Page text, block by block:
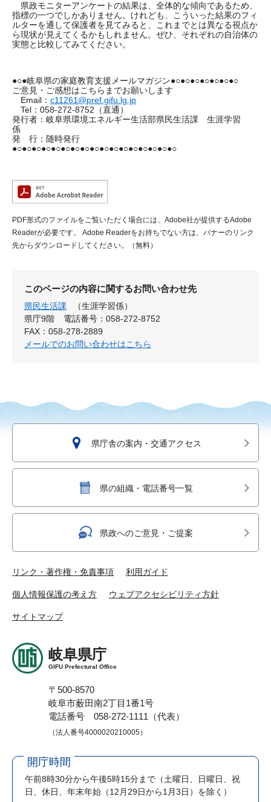
県政モニターアンケートの結果は、全体的な傾向であるため、
指標の一つでしかありません。けれども、こういった結果のフィ
ルターを通して保護者を見てみると、これまでとは異なる視点か
ら現状が見えてくるかもしれません。ぜひ、それぞれの自治体の
実態と比較してみてください。
●○●岐阜県の家庭教育支援メールマガジン●○●○●○●○●○●○●○
ご意見・ご感想はこちらまでお願いします
Email： c11261@pref.gifu.lg.jp
Tel：058-272-8752（直通）
発行者：岐阜県環境エネルギー生活部県民生活課 生涯学習
係
発 行：随時発行
●○●○●○●○●○●○●○●○●○●○●○●○●○●○●○●○●○
PDF形式のファイルをご覧いただく場合には、Adobe社が提供するAdobe
Readerが必要です。
Adobe Readerをお持ちでない方は、バナーのリンク
先からダウンロードしてください。（無料）
このページの内容に関するお問い合わせ先
県民生活課
（生涯学習係）
県庁9階
電話番号：058-272-8752
FAX：058-278-2889
メールでのお問い合わせはこちら
県庁舎の案内・交通アクセス
県の組織・電話番号一覧
県政へのご意見・ご提案
リンク・著作権・免責事項 利用ガイド
個人情報保護の考え方 ウェブアクセシビリティ方針
サイトマップ
岐阜県庁
GIFU Prefectural Office
〒500-8570
岐阜市薮田南2丁目1番1号
電話番号 058-272-1111（代表）
（法人番号4000020210005）
開庁時間
午前8時30分から午後5時15分まで （土曜日、日曜日、祝
日、休日、年末年始（12月29日から1月3日）を除く）